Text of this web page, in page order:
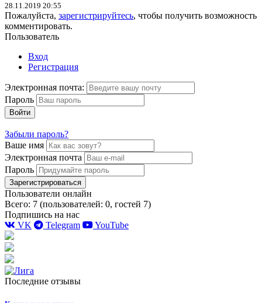
28.11.2019 20:55
Пожалуйста, зарегистрируйтесь, чтобы получить возможность
комментировать.
Пользователь
Вход
Регистрация
Электронная почта:
Пароль
Войти
Забыли пароль?
Ваше имя
Электронная почта
Пароль
Зарегистрироваться
Пользователи онлайн
Всего: 7 (пользователей: 0, гостей 7)
Подпишись на нас
VK
Telegram YouTube
Последние отзывы